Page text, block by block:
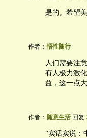
是的。希望
作者：悟性随行
人们需要注
有人极力激
益，这一点
作者： 随意生活 回复
“实话实说：